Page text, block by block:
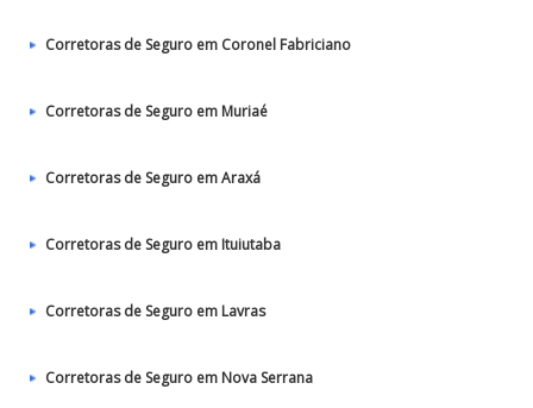
Corretoras de Seguro em Coronel Fabriciano
Corretoras de Seguro em Muriaé
Corretoras de Seguro em Araxá
Corretoras de Seguro em Ituiutaba
Corretoras de Seguro em Lavras
Corretoras de Seguro em Nova Serrana